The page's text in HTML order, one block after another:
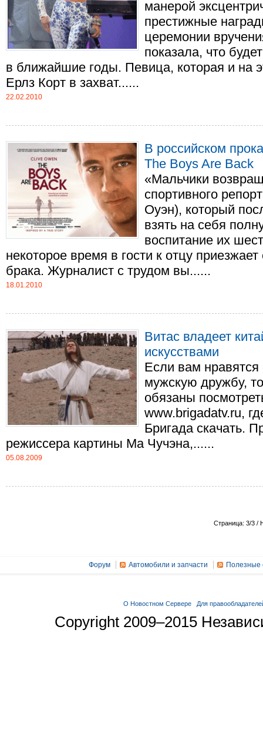
манерой
престижные
церемонии
показала, что
в ближайшие годы. Певица, которая и на
Ерлз Корт в захват......
22.02.2010
В российском
The Boys Are Back
«Мальчики
спортивного
Оуэн), который
взять на себя
воспитание их
некоторое время в гости к отцу
брака. Журналист с трудом вы......
18.01.2010
Витас владеет
искусствами
Если вам
мужскую дружбу,
обязаны
www.brigadatv.ru,
Бригада скачать.
режиссера картины Ма Чучэна,......
05.08.2009
Страница: 3/3 /
Форум Автомобили и запчасти Полезные
О Новостном Сервере Для
Copyright 2009–2015